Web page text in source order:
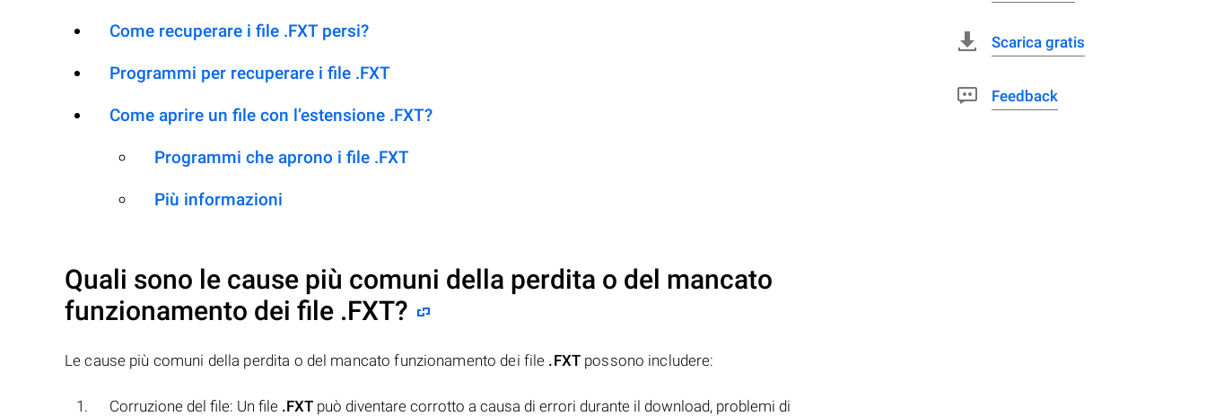
Come recuperare i file .FXT persi?
Programmi per recuperare i file .FXT
Come aprire un file con l’estensione .FXT?
Programmi che aprono i file .FXT
Più informazioni
Quali sono le cause più comuni della perdita o del mancato
funzionamento dei file .FXT?
Le cause più comuni della perdita o del mancato funzionamento dei file .FXT possono includere:
Corruzione del file: Un file .FXT può diventare corrotto a causa di errori durante il download, problemi di
Scarica gratis
Feedback